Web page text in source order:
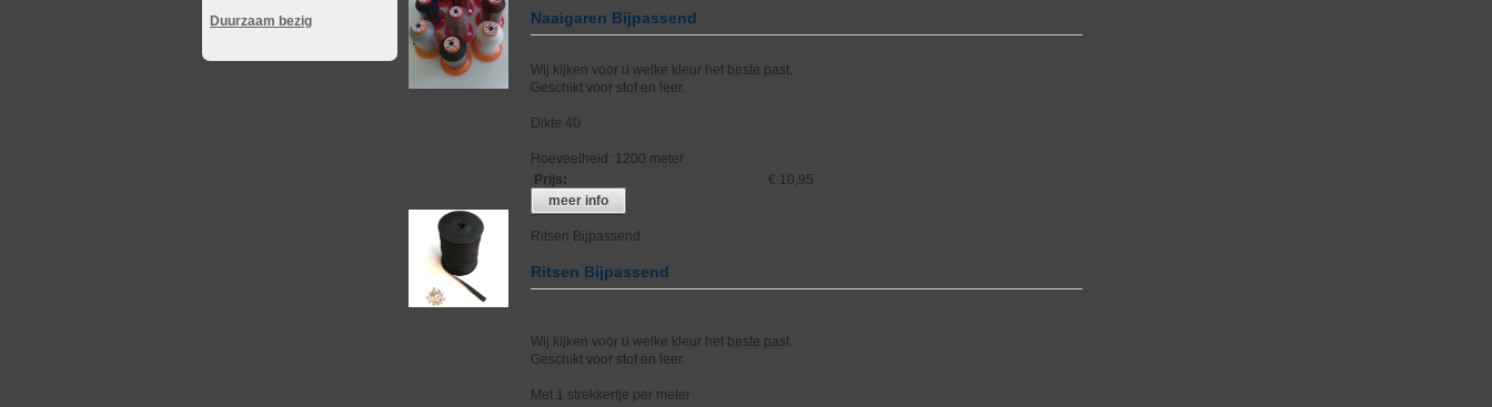
Duurzaam bezig Naaigaren Bijpassend
Wij kijken voor u welke kleur het beste past.
Geschikt voor stof en leer.
Dikte 40
Hoeveelheid: 1200 meter
Prijs:
€ 10,95
meer info
Ritsen Bijpassend
Ritsen Bijpassend
Wij kijken voor u welke kleur het beste past.
Geschikt voor stof en leer.
Met 1 strekkertje per meter